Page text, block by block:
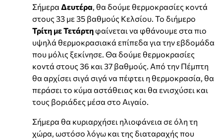
Σήμερα Δευτέρα, θα δούμε θερμοκρασίες κοντά
στους 33 με 35 βαθμούς Κελσίου. Το διήμερο
Τρίτη με Τετάρτηφαίνεται να φθάνουμε στα πιο
υψηλά θερμοκρασιακά επίπεδα για την εβδομάδα
που μόλις ξεκίνησε. Θα δούμε θερμοκρασίες
κοντά στους 36 και 37 βαθμούς. Από την Πέμπτη
θα αρχίσει σιγά σιγά να πέφτει η θερμοκρασία, θα
περάσει το κύμα αστάθειας και θα ενισχύσει και
τους βοριάδες μέσα στο Αιγαίο.
Σήμερα θα κυριαρχήσει ηλιοφάνεια σε όλη τη
χώρα, ωστόσο λόγω και της διαταραχής που